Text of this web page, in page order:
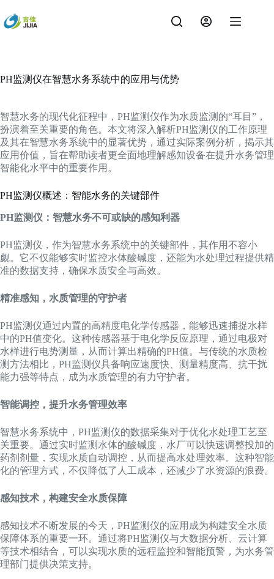
过
内
PH监测仪在智慧水务系统中的应用与优势
智慧水务的现代化征程中，PH监测仪作为水质监测的“耳目”，
扮演着至关重要的角色。本文将深入解析PH监测仪的工作原理
及其在智慧水务系统中的显著优势，通过实际案例分析，揭示其
应用价值，旨在帮助读者更全面地理解感知设备在提升水务管理
智能化水平中的重要作用。
PH监测仪概述：智能水务的关键部件
PH监测仪：智慧水务不可或缺的感知利器
PH监测仪，作为智慧水务系统中的关键部件，其作用不容小
觑。它不仅能够实时监控水体酸碱度，还能为水处理过程提供精
准的数据支持，确保水质安全与高效。
精准感知，水质管理的守护者
PH监测仪通过内置的高精度电化学传感器，能够迅速捕捉水样
中的PH值变化。这种传感器基于电化学反应原理，通过电极对
水样进行电势测量，从而计算出精确的PH值。与传统的水质检
测方法相比，PH监测仪具备响应速度快、测量精度高、抗干扰
能力强等特点，成为水质管理的有力守护者。
智能调控，提升水务管理效率
智慧水务系统中，PH监测仪的数据采集对于优化水处理工艺至
关重要。通过实时监测水体的酸碱度，水厂可以快速调整投加的
药剂剂量，实现水质自动调控，从而提高水处理效率。这种智能
化的管理方式，不仅降低了人工成本，还减少了水资源的浪费。
感知技术，构建安全水质保障
感知技术不断发展的今天，PH监测仪的应用成为构建安全水质
保障体系的重要一环。通过将PH监测仪与大数据分析、云计算
等技术相结合，可以实现水质的远程监控和智能预警，为水务管
理部门提供决策支持。